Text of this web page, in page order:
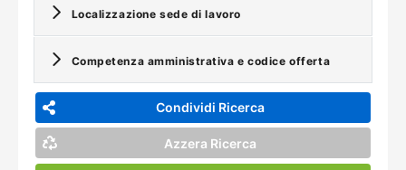
Localizzazione sede di lavoro
Competenza amministrativa e codice offerta
Condividi Ricerca
Azzera Ricerca